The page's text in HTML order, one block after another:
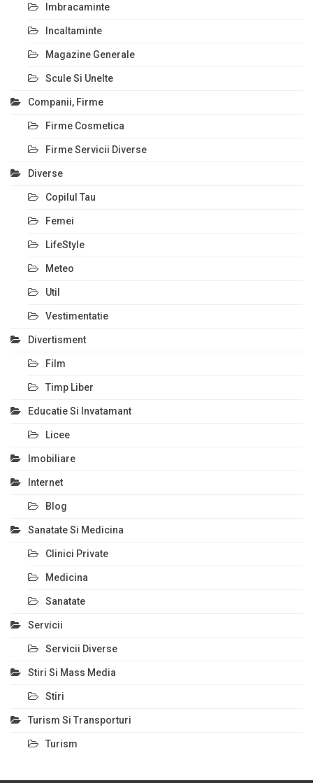
Imbracaminte
Incaltaminte
Magazine Generale
Scule Si Unelte
Companii, Firme
Firme Cosmetica
Firme Servicii Diverse
Diverse
Copilul Tau
Femei
LifeStyle
Meteo
Util
Vestimentatie
Divertisment
Film
Timp Liber
Educatie Si Invatamant
Licee
Imobiliare
Internet
Blog
Sanatate Si Medicina
Clinici Private
Medicina
Sanatate
Servicii
Servicii Diverse
Stiri Si Mass Media
Stiri
Turism Si Transporturi
Turism